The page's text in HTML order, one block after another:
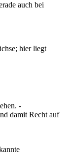
auch bei
hier liegt
-
damit Recht auf